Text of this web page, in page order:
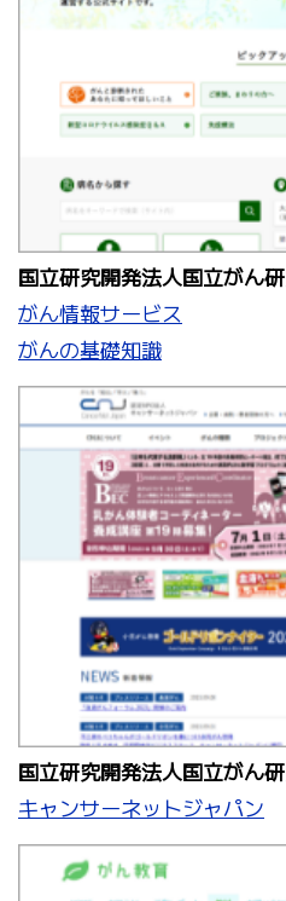
国立研究開発法人国立がん
がん情報サービス
がんの基礎知識
国立研究開発法人国立がん
キャンサーネットジャパン